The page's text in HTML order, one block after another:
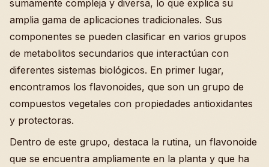
sumamente compleja y diversa, lo que explica su
amplia gama de aplicaciones tradicionales. Sus
componentes se pueden clasificar en varios grupos
de metabolitos secundarios que interactúan con
diferentes sistemas biológicos. En primer lugar,
encontramos los flavonoides, que son un grupo de
compuestos vegetales con propiedades antioxidantes
y protectoras.
Dentro de este grupo, destaca la rutina, un flavonoide
que se encuentra ampliamente en la planta y que ha